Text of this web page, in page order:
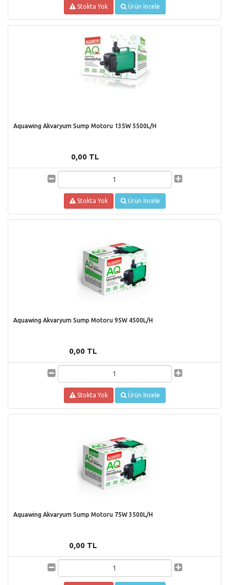
Stokta Yok Ürün İncele
Aquawing Akvaryum Sump Motoru 135W 5500L/H
0,00 TL
Stokta Yok Ürün İncele
Aquawing Akvaryum Sump Motoru 95W 4500L/H
0,00 TL
Stokta Yok Ürün İncele
Aquawing Akvaryum Sump Motoru 75W 3500L/H
0,00 TL